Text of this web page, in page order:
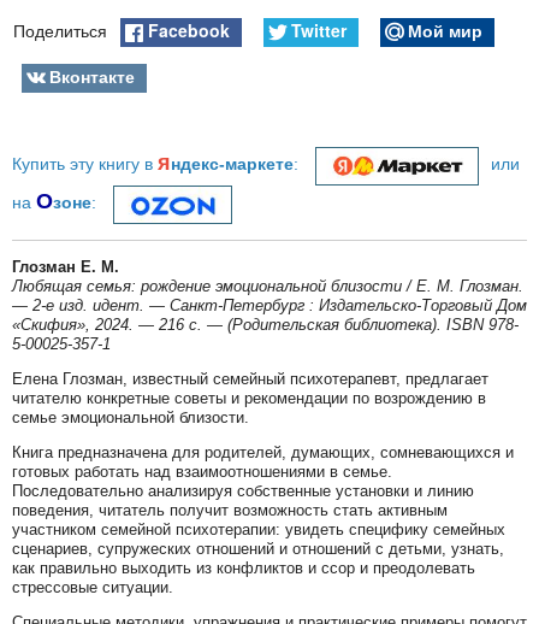
Поделиться Facebook Twitter
Мой мир
Вконтакте
Купить эту книгу в яндекс-маркете: или
на Озоне:
Глозман Е. М.
Любящая семья: рождение эмоциональной близости / Е. М. Глозман.
— 2-е изд. идент. — Санкт-Петербург : Издательско-Торговый Дом
«Скифия», 2024. — 216 с. — (Родительская библиотека). ISBN 978-
5-00025-357-1
Елена Глозман, известный семейный психотерапевт, предлагает
читателю конкретные советы и рекомендации по возрождению в
семье эмоциональной близости.
Книга предназначена для родителей, думающих, сомневающихся и
готовых работать над взаимоотношениями в семье.
Последовательно анализируя собственные установки и линию
поведения, читатель получит возможность стать активным
участником семейной психотерапии: увидеть специфику семейных
сценариев, супружеских отношений и отношений с детьми, узнать,
как правильно выходить из конфликтов и ссор и преодолевать
стрессовые ситуации.